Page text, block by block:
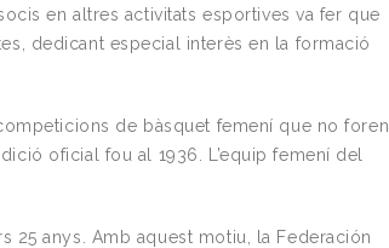
en altres activitats esportives va fer que
dedicant especial interès en la formació
de bàsquet femení que no foren
oficial fou al 1936. L’equip femení del
25 anys. Amb aquest motiu, la Federación